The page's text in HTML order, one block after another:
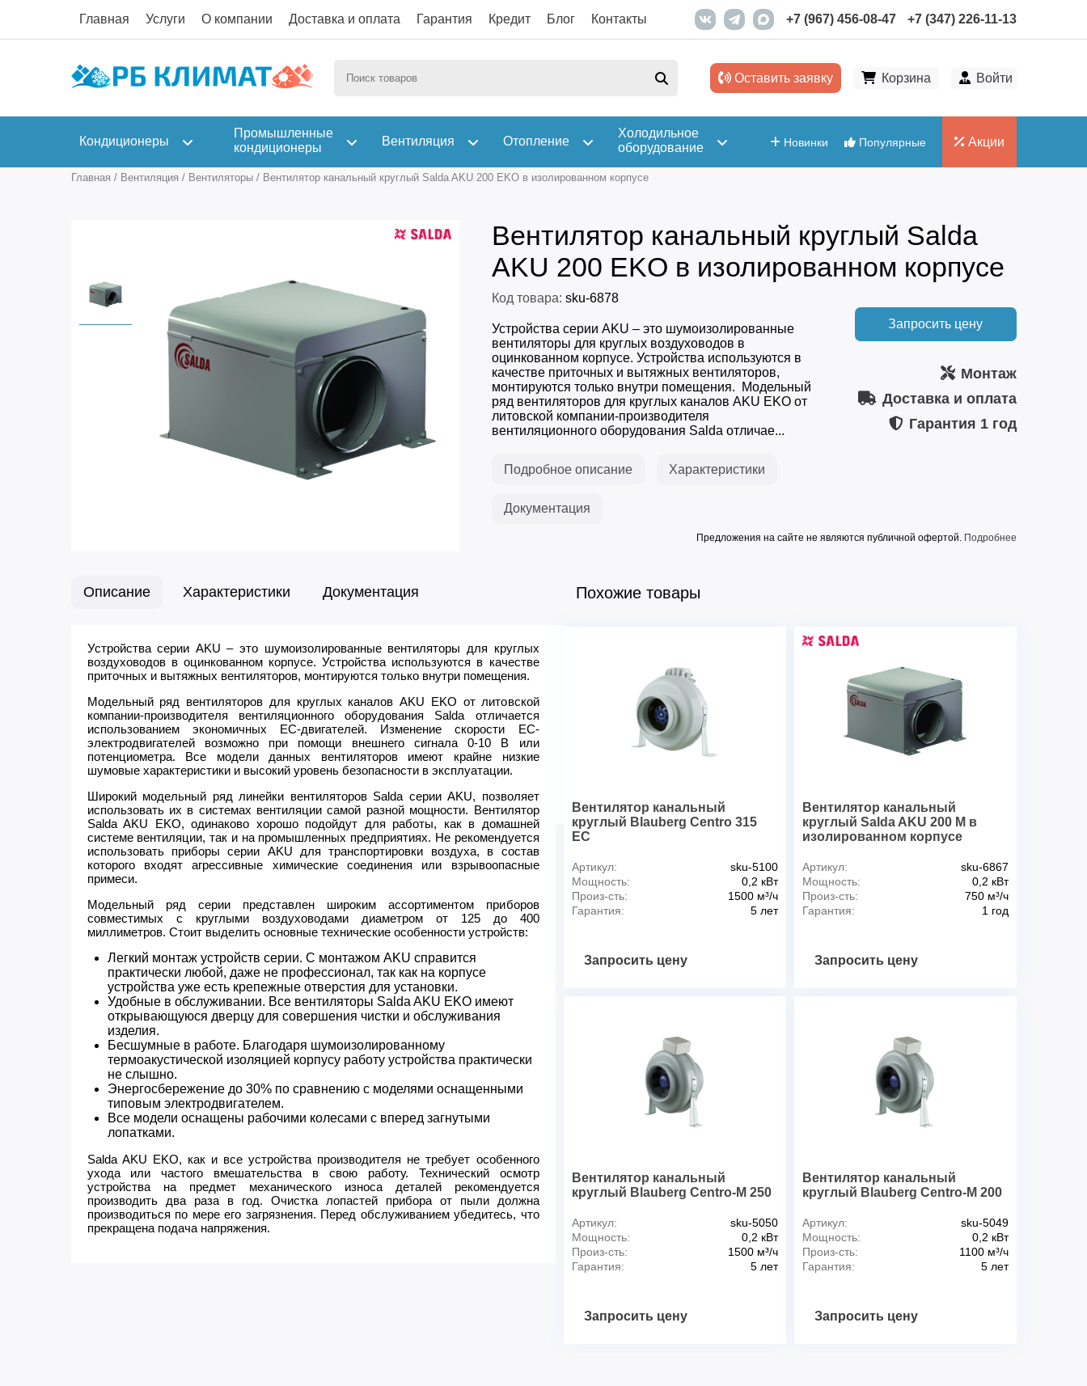
Главная Услуги О компании Доставка и оплата Гарантия Кредит Блог Контакты +7 (967) 456-08-47 +7 (347) 226-11-13
Оставить заявку Корзина Войти
Новинки Популярные Акции
Кондиционеры
Промышленные
кондиционеры
Вентиляция Отопление
Холодильное
оборудование
Главная / Вентиляция / Вентиляторы / Вентилятор канальный круглый Salda AKU 200 EKO в изолированном корпусе
Вентилятор канальный круглый Salda
AKU 200 EKO в изолированном корпусе
Код товара: sku-6878
Устройства серии AKU – это шумоизолированные
вентиляторы для круглых воздуховодов в
оцинкованном корпусе. Устройства используются в
качестве приточных и вытяжных вентиляторов,
монтируются только внутри помещения. Модельный
ряд вентиляторов для круглых каналов AKU EKO от
литовской компании-производителя
вентиляционного оборудования Salda отличае...
Подробное описание Характеристики
Документация
Запросить цену
Монтаж
Доставка и оплата
Гарантия 1 год
Предложения на сайте не являются публичной офертой. Подробнее
Описание Характеристики Документация
Устройства серии AKU – это шумоизолированные вентиляторы для круглых
воздуховодов в оцинкованном корпусе. Устройства используются в качестве
приточных и вытяжных вентиляторов, монтируются только внутри помещения.
Модельный ряд вентиляторов для круглых каналов AKU EKO от литовской
компании-производителя вентиляционного оборудования Salda отличается
использованием экономичных ЕС-двигателей. Изменение скорости ЕС-
электродвигателей возможно при помощи внешнего сигнала 0-10 B или
потенциометра. Все модели данных вентиляторов имеют крайне низкие
шумовые характеристики и высокий уровень безопасности в эксплуатации.
Широкий модельный ряд линейки вентиляторов Salda серии AKU, позволяет
использовать их в системах вентиляции самой разной мощности. Вентилятор
Salda AKU EKO, одинаково хорошо подойдут для работы, как в домашней
системе вентиляции, так и на промышленных предприятиях. Не рекомендуется
использовать приборы серии AKU для транспортировки воздуха, в состав
которого входят агрессивные химические соединения или взрывоопасные
примеси.
Модельный ряд серии представлен широким ассортиментом приборов
совместимых с круглыми воздуховодами диаметром от 125 до 400
миллиметров. Стоит выделить основные технические особенности устройств:
Легкий монтаж устройств серии. С монтажом AKU справится
практически любой, даже не профессионал, так как на корпусе
устройства уже есть крепежные отверстия для установки.
Удобные в обслуживании. Все вентиляторы Salda AKU EKO имеют
открывающуюся дверцу для совершения чистки и обслуживания
изделия.
Бесшумные в работе. Благодаря шумоизолированному
термоакустической изоляцией корпусу работу устройства практически
не слышно.
Энергосбережение до 30% по сравнению с моделями оснащенными
типовым электродвигателем.
Все модели оснащены рабочими колесами с вперед загнутыми
лопатками.
Salda AKU EKO, как и все устройства производителя не требует особенного
ухода или частого вмешательства в свою работу. Технический осмотр
устройства на предмет механического износа деталей рекомендуется
производить два раза в год. Очистка лопастей прибора от пыли должна
производиться по мере его загрязнения. Перед обслуживанием убедитесь, что
прекращена подача напряжения.
Расход воздуха max, м3/ч
914
Напряжение питания, В (50Гц)
230
Мощность, кВт
0,192
Номинальный ток, А
1,48
Частота вращения, об/мин
3380
Похожие товары
Вентилятор канальный
круглый Blauberg Centro 315
EC
Артикул:
sku-5100
Мощность:
0,2 кВт
Произ-сть:
1500 м³/ч
Гарантия:
5 лет
Запросить цену
Вентилятор канальный
круглый Salda AKU 200 M в
изолированном корпусе
Артикул:
sku-6867
Мощность:
0,2 кВт
Произ-сть:
750 м³/ч
Гарантия:
1 год
Запросить цену
Вентилятор канальный
круглый Blauberg Centro-M 250
Артикул:
sku-5050
Мощность:
0,2 кВт
Произ-сть:
1500 м³/ч
Гарантия:
5 лет
Запросить цену
Вентилятор канальный
круглый Blauberg Centro-M 200
Артикул:
sku-5049
Мощность:
0,2 кВт
Произ-сть:
1100 м³/ч
Гарантия:
5 лет
Запросить цену